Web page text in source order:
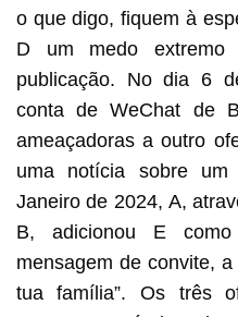
o que digo, fiquem à
D um medo extremo
publicação. No dia 6
conta de WeChat de
ameaçadoras a outro
uma notícia sobre
Janeiro de 2024, A,
B, adicionou E
mensagem de convite,
tua família”. Os três